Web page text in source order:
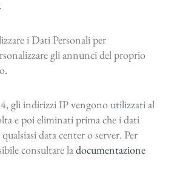
i Dati Personali per
gli annunci del proprio
gli indirizzi IP vengono utilizzati al
e poi eliminati prima che i dati
data center o server. Per
consultare ladocumentazione